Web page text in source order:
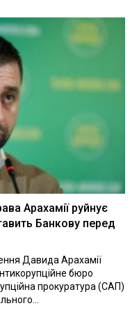
Арахамії руйнує
Банкову перед
Давида Арахамії
бюро
прокуратура (САП)